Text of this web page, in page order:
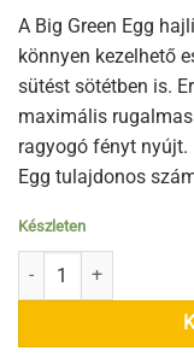
A Big Green Egg
könnyen kezelhető
sütést sötétben is.
maximális
ragyogó fényt nyújt.
Egg tulajdonos
Készleten
Hajlítható grill lámpa